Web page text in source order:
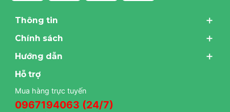
Thông tin
Chính sách
Hướng dẫn
Hỗ trợ
Mua hàng trực tuyến
0967194063 (24/7)